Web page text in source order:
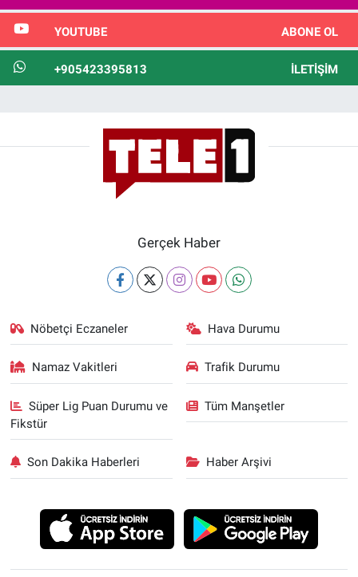
YOUTUBE ABONE OL
+905423395813 İLETIŞIM
Gerçek Haber
Nöbetçi Eczaneler Hava Durumu
Namaz Vakitleri Trafik Durumu
Süper Lig Puan Durumu ve
Fikstür
Tüm Manşetler
Son Dakika Haberleri Haber Arşivi